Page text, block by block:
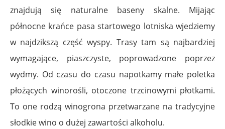
znajdują się naturalne baseny skalne. Mijając
północne krańce pasa startowego lotniska wjedziemy
w najdzikszą część wyspy. Trasy tam są najbardziej
wymagające, piaszczyste, poprowadzone poprzez
wydmy. Od czasu do czasu napotkamy małe poletka
płożących winorośli, otoczone trzcinowymi płotkami.
To one rodzą winogrona przetwarzane na tradycyjne
słodkie wino o dużej zawartości alkoholu.